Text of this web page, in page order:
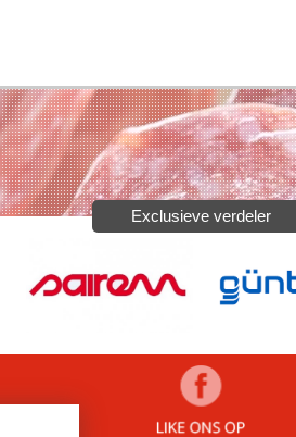
Exclusieve verdeler